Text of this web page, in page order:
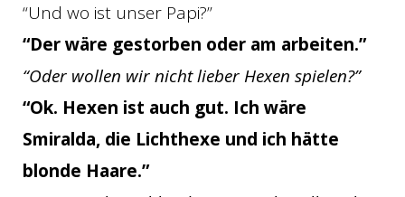
“Und wo ist unser Papi?”
“Der wäre gestorben oder am arbeiten.”
“Oder wollen wir nicht lieber Hexen spielen?”
“Ok. Hexen ist auch gut. Ich wäre
Smiralda, die Lichthexe und ich hätte
blonde Haare.”